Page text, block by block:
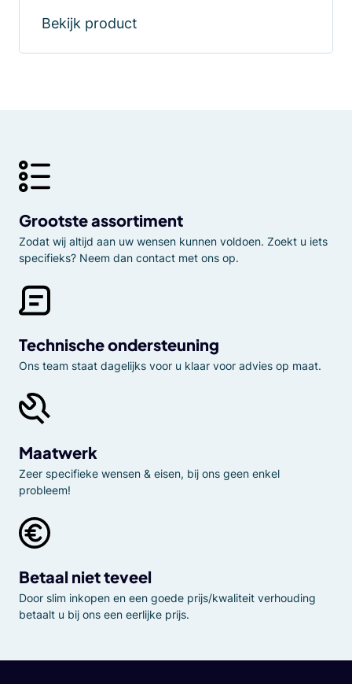
Bekijk product
Grootste assortiment
Zodat wij altijd aan uw wensen kunnen voldoen. Zoekt u iets
specifieks? Neem dan contact met ons op.
Technische ondersteuning
Ons team staat dagelijks voor u klaar voor advies op maat.
Maatwerk
Zeer specifieke wensen & eisen, bij ons geen enkel
probleem!
Betaal niet teveel
Door slim inkopen en een goede prijs/kwaliteit verhouding
betaalt u bij ons een eerlijke prijs.